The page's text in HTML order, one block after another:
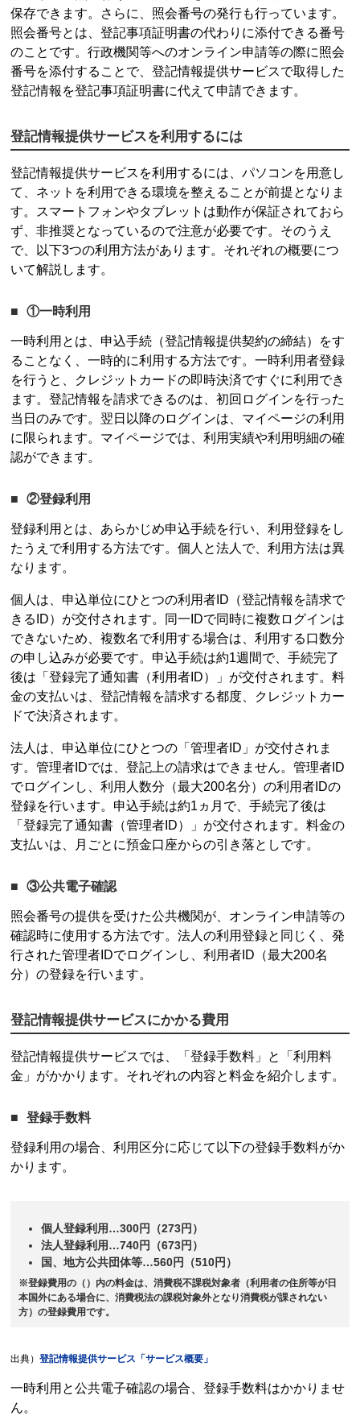
保存できます。さらに、照会番号の発行も行っています。
照会番号とは、登記事項証明書の代わりに添付できる番号
のことです。行政機関等へのオンライン申請等の際に照会
番号を添付することで、登記情報提供サービスで取得した
登記情報を登記事項証明書に代えて申請できます。
登記情報提供サービスを利用するには
登記情報提供サービス を利用するには、パソコンを用意し
て、ネットを利用できる環境を整えることが前提となりま
す。スマートフォンやタブレットは動作が保証されておら
ず、非推奨となっているので注意が必要です。そのうえ
で、以下3つの利用方法があります。それぞれの概要につ
いて解説します。
①一時利用
一時利用とは、申込手続（登記情報提供契約の締結）をす
ることなく、一時的に利用する方法です。一時利用者登録
を行うと、クレジットカードの即時決済ですぐに利用でき
ます。登記情報を請求できるのは、初回ログインを行った
当日のみです。翌日以降のログインは、マイページの利用
に限られます。マイページでは、利用実績や利用明細の確
認ができます。
②登録利用
登録利用とは、あらかじめ申込手続を行い、利用登録をし
たうえで利用する方法です。個人と法人で、利用方法は異
なります。
個人は、申込単位にひとつの利用者ID（登記情報を請求で
きるID）が交付されます。同一IDで同時に複数ログインは
できないため、複数名で利用する場合は、利用する口数分
の申し込みが必要です。申込手続は約1週間で、手続完了
後は「登録完了通知書（利用者ID）」が交付されます。料
金の支払いは、登記情報を請求する都度、クレジットカー
ドで決済されます。
法人は、申込単位にひとつの「管理者ID」が交付されま
す。管理者IDでは、登記上の請求はできません。管理者ID
でログインし、利用人数分（最大200名分）の利用者IDの
登録を行います。申込手続は約1ヵ月で、手続完了後は
「登録完了通知書（管理者ID）」が交付されます。料金の
支払いは、月ごとに預金口座からの引き落としです。
③公共電子確認
照会番号の提供を受けた公共機関が、オンライン申請等の
確認時に使用する方法です。法人の利用登録と同じく、発
行された管理者IDでログインし、利用者ID（最大200名
分）の登録を行います。
登記情報提供サービスにかかる費用
登記情報提供サービスでは、「登録手数料」と「利用料
金」がかかります。それぞれの内容と料金を紹介します。
登録手数料
登録利用の場合、利用区分に応じて以下の登録手数料がか
かります。
個人登録利用…300円（273円）
法人登録利用…740円（673円）
国、地方公共団体等…560円（510円）
※登録費用の（）内の料金は、消費税不課税対象者（利用者の住所等が日
本国外にある場合に、消費税法の課税対象外となり消費税が課されない
方）の登録費用です。
出典）登記情報提供サービス 「サービス概要」
一時利用と公共電子確認の場合、登録手数料はかかりませ
ん。